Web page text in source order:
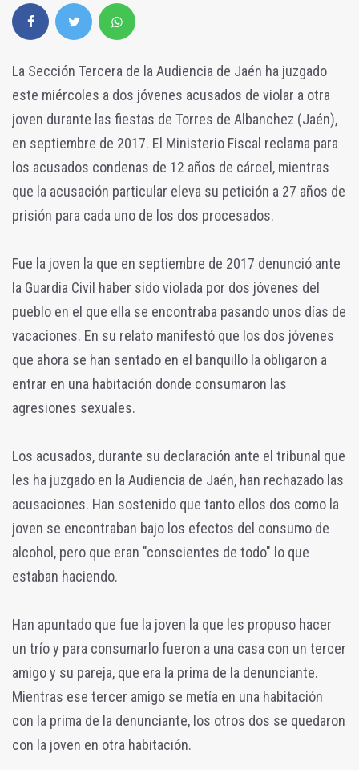
La Sección Tercera de la Audiencia de Jaén ha juzgado
este miércoles a dos jóvenes acusados de violar a otra
joven durante las fiestas de Torres de Albanchez (Jaén),
en septiembre de 2017. El Ministerio Fiscal reclama para
los acusados condenas de 12 años de cárcel, mientras
que la acusación particular eleva su petición a 27 años de
prisión para cada uno de los dos procesados.
Fue la joven la que en septiembre de 2017 denunció ante
la Guardia Civil haber sido violada por dos jóvenes del
pueblo en el que ella se encontraba pasando unos días de
vacaciones. En su relato manifestó que los dos jóvenes
que ahora se han sentado en el banquillo la obligaron a
entrar en una habitación donde consumaron las
agresiones sexuales.
Los acusados, durante su declaración ante el tribunal que
les ha juzgado en la Audiencia de Jaén, han rechazado las
acusaciones. Han sostenido que tanto ellos dos como la
joven se encontraban bajo los efectos del consumo de
alcohol, pero que eran "conscientes de todo" lo que
estaban haciendo.
Han apuntado que fue la joven la que les propuso hacer
un trío y para consumarlo fueron a una casa con un tercer
amigo y su pareja, que era la prima de la denunciante.
Mientras ese tercer amigo se metía en una habitación
con la prima de la denunciante, los otros dos se quedaron
con la joven en otra habitación.